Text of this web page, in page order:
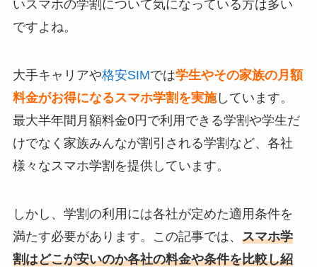
いスマホの学割について気になっている方は多い
ですよね。
大手キャリアや格安SIMでは学生やその家族の月額
料金がお得になるスマホ学割を実施しています。
最大半年間月額料金0円で利用できる学割や学生だ
けでなく家族みんなが割引される学割など、各社
様々なスマホ学割を提供しています。
しかし、学割の利用には各社が定めた適用条件を
満たす必要があります。この記事では、 スマホ学
割はどこが安いのか各社の料金や条件を比較し紹